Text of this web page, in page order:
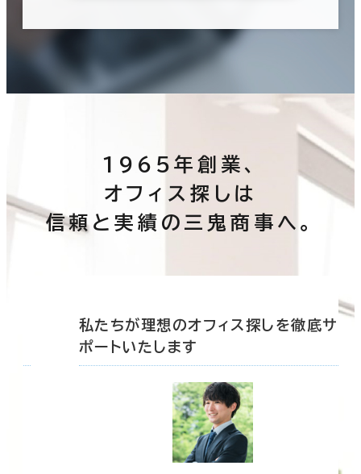
1965年創業、
オフィス探しは
信頼と実績の三鬼商事へ。
私たちが理想のオフィス探しを徹底サ
ポートいたします